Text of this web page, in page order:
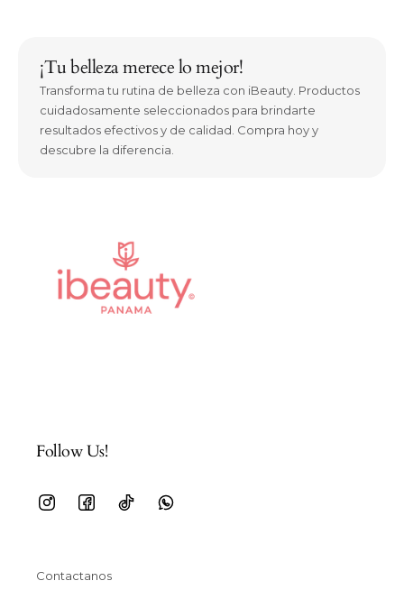
¡Tu belleza merece lo mejor!
Transforma tu rutina de belleza con iBeauty. Productos
cuidadosamente seleccionados para brindarte
resultados efectivos y de calidad. Compra hoy y
descubre la diferencia.
Follow Us!
Contactanos